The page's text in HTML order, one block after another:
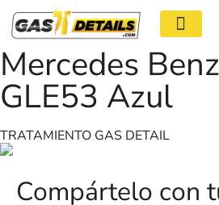
Mercedes
GLE53 Azul
TRATAMIENTO GAS DETAIL
Compártelo con